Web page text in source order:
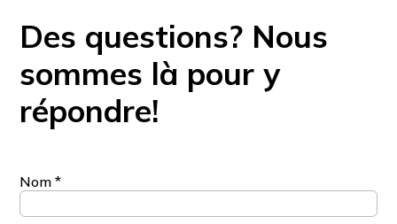
Des questions? Nous
sommes là pour y
répondre!
Nom*